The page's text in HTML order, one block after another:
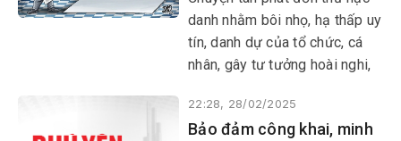
danh nhằm bôi nhọ, hạ thấp uy
tín, danh dự của tổ chức, cá
nhân, gây tư tưởng hoài nghi,
trước thềm đại hội đảng các
cấp vốn không có gì xa lạ. Gần
22:28, 28/02/2025
Bảo đảm công khai, minh